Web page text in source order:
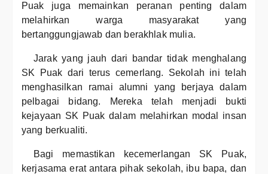
Puak juga memainkan peranan penting dalam
melahirkan warga masyarakat yang
bertanggungjawab dan berakhlak mulia.
Jarak yang jauh dari bandar tidak menghalang
SK Puak dari terus cemerlang. Sekolah ini telah
menghasilkan ramai alumni yang berjaya dalam
pelbagai bidang. Mereka telah menjadi bukti
kejayaan SK Puak dalam melahirkan modal insan
yang berkualiti.
Bagi memastikan kecemerlangan SK Puak,
kerjasama erat antara pihak sekolah, ibu bapa, dan